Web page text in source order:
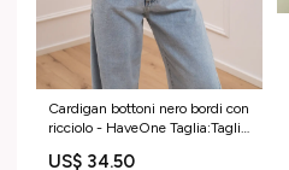
Cardigan bottoni nero bordi con
ricciolo - HaveOne Taglia:Taglia
US$ 34.50